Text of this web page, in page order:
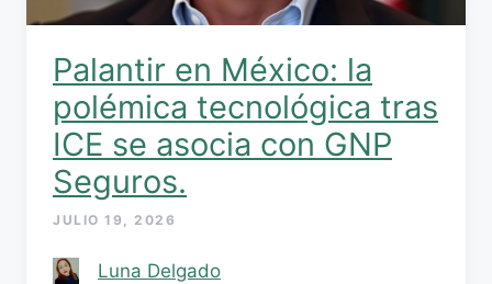
Palantir en México: la
polémica tecnológica tras
ICE se asocia con GNP
Seguros.
JULIO 19, 2026
Luna Delgado